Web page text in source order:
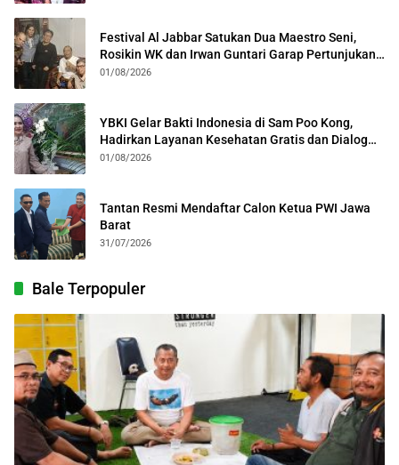
Festival Al Jabbar Satukan Dua Maestro Seni,
Rosikin WK dan Irwan Guntari Garap Pertunjukan
Kolosal
01/08/2026
YBKI Gelar Bakti Indonesia di Sam Poo Kong,
Hadirkan Layanan Kesehatan Gratis dan Dialog
Kebangsaan
01/08/2026
Tantan Resmi Mendaftar Calon Ketua PWI Jawa
Barat
31/07/2026
Bale Terpopuler